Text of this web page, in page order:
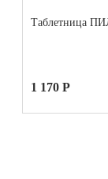
Таблетница
1 170 Р